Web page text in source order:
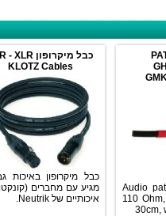
110
כבל מיקרופון XLR - XLR
KLOTZ Cables
כבל מיקרופון באיכות גבוהה
מגיע עם מחברים (קונקטורים)
איכותיים של Neutrik.